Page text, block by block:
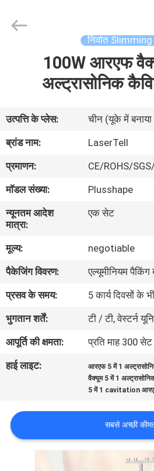
हमारे
बारे
कारखाना
गुणवत्ता
नियंत्रण
2015
निर्वात
100W आरएफ
अल्ट्रासोनिक
उत्पत्ति के प्लेस:
चीन (यूके में बनाया
ब्रांड नाम:
LaserTell
प्रमाणन:
CE/ROHS/
मॉडल संख्या:
Plusshape
न्यूनतम आदेश
मात्रा:
एक सेट
मूल्य:
negotiable
पैकेजिंग विवरण:
एल्यूमीनियम पैकिंग
प्रसव के समय:
5 कार्य दिवसों के
भुगतान शर्तें:
टी / टी, वेस्टर्न
आपूर्ति की क्षमता:
प्रति माह 300 सेट
हाई लाइट:
आरएफ 5 में 1
वैक्यूम 5 में 1
5 में 1 cavitation
सबसे अच्छी